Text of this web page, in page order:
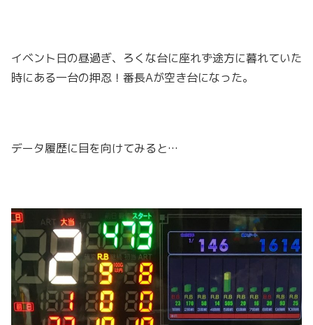
イベント日の昼過ぎ、ろくな台に座れず途方に暮れていた
時にある一台の押忍！番長Aが空き台になった。
データ履歴に目を向けてみると…